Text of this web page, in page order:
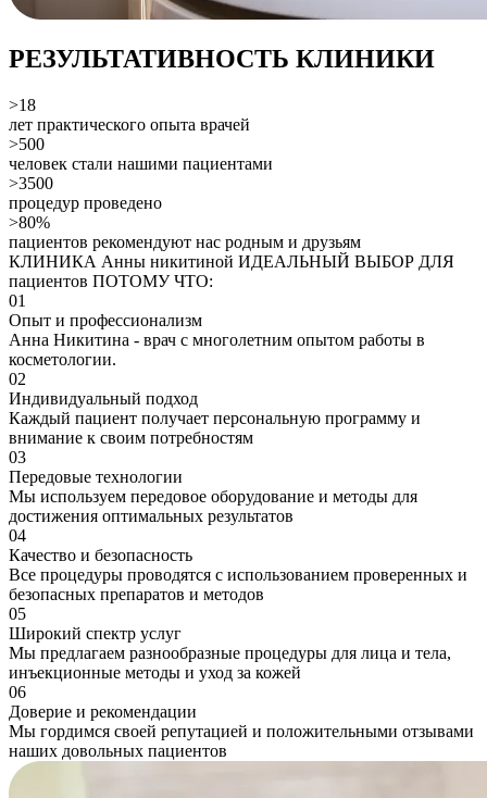
РЕЗУЛЬТАТИВНОСТЬ КЛИНИКИ
>18
лет практического опыта врачей
>500
человек стали нашими пациентами
>3500
процедур проведено
>80%
пациентов рекомендуют нас родным и друзьям
КЛИНИКА Анны никитиной ИДЕАЛЬНЫЙ ВЫБОР ДЛЯ
пациентов ПОТОМУ ЧТО:
01
Опыт и профессионализм
Анна Никитина - врач с многолетним опытом работы в
косметологии.
02
Индивидуальный подход
Каждый пациент получает персональную программу и
внимание к своим потребностям
03
Передовые технологии
Мы используем передовое оборудование и методы для
достижения оптимальных результатов
04
Качество и безопасность
Все процедуры проводятся с использованием проверенных и
безопасных препаратов и методов
05
Широкий спектр услуг
Мы предлагаем разнообразные процедуры для лица и тела,
инъекционные методы и уход за кожей
06
Доверие и рекомендации
Мы гордимся своей репутацией и положительными отзывами
наших довольных пациентов